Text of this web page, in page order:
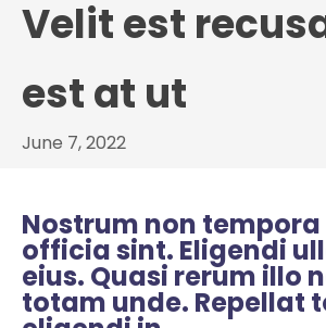
Velit est
est at ut
June 7, 2022
Nostrum non
officia sint. Eligendi
eius. Quasi rerum illo
totam unde. Repellat